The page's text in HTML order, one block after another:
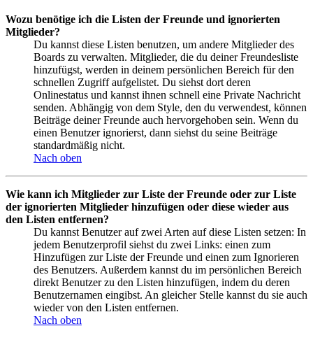
Wozu benötige ich die Listen der Freunde und ignorierten
Mitglieder?
Du kannst diese Listen benutzen, um andere Mitglieder des
Boards zu verwalten. Mitglieder, die du deiner Freundesliste
hinzufügst, werden in deinem persönlichen Bereich für den
schnellen Zugriff aufgelistet. Du siehst dort deren
Onlinestatus und kannst ihnen schnell eine Private Nachricht
senden. Abhängig von dem Style, den du verwendest, können
Beiträge deiner Freunde auch hervorgehoben sein. Wenn du
einen Benutzer ignorierst, dann siehst du seine Beiträge
standardmäßig nicht.
Nach oben
Wie kann ich Mitglieder zur Liste der Freunde oder zur Liste
der ignorierten Mitglieder hinzufügen oder diese wieder aus
den Listen entfernen?
Du kannst Benutzer auf zwei Arten auf diese Listen setzen: In
jedem Benutzerprofil siehst du zwei Links: einen zum
Hinzufügen zur Liste der Freunde und einen zum Ignorieren
des Benutzers. Außerdem kannst du im persönlichen Bereich
direkt Benutzer zu den Listen hinzufügen, indem du deren
Benutzernamen eingibst. An gleicher Stelle kannst du sie auch
wieder von den Listen entfernen.
Nach oben